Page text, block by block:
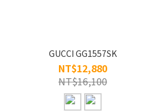
GUCCI GG1557SK
NT$12,880
NT$16,100